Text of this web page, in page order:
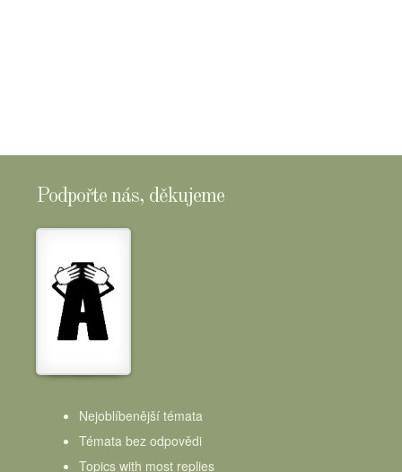
Podpořte nás, děkujeme
Nejoblíbenější témata
Témata bez odpovědi
Topics with most replies